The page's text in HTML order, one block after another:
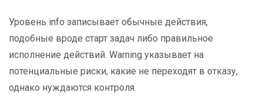
Уровень info записывает обычные действия,
подобные вроде старт задач либо правильное
исполнение действий. Warning указывает на
потенциальные риски, какие не переходят в отказу,
однако нуждаются контроля.